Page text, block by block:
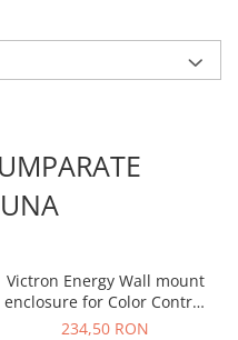
Victron Energy Wall mount
enclosure for Color Control
GX and BMV or MPPT
234,50 RON